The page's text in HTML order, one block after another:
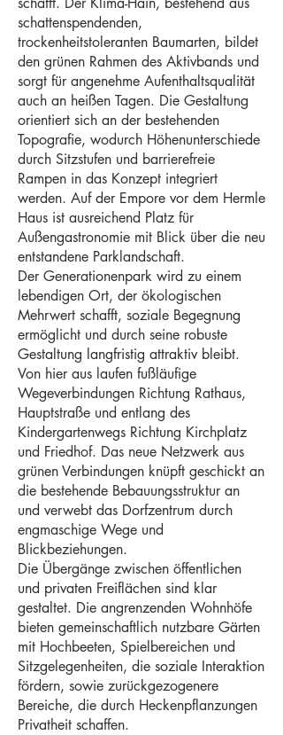
schattenspendenden,
trockenheitstoleranten Baumarten, bildet
den grünen Rahmen des Aktivbands und
sorgt für angenehme Aufenthaltsqualität
auch an heißen Tagen. Die Gestaltung
orientiert sich an der bestehenden
Topografie, wodurch Höhenunterschiede
durch Sitzstufen und barrierefreie
Rampen in das Konzept integriert
werden. Auf der Empore vor dem Hermle
Haus ist ausreichend Platz für
Außengastronomie mit Blick über die neu
entstandene Parklandschaft.
Der Generationenpark wird zu einem
lebendigen Ort, der ökologischen
Mehrwert schafft, soziale Begegnung
ermöglicht und durch seine robuste
Gestaltung langfristig attraktiv bleibt.
Von hier aus laufen fußläufige
Wegeverbindungen Richtung Rathaus,
Hauptstraße und entlang des
Kindergartenwegs Richtung Kirchplatz
und Friedhof. Das neue Netzwerk aus
grünen Verbindungen knüpft geschickt an
die bestehende Bebauungsstruktur an
und verwebt das Dorfzentrum durch
engmaschige Wege und
Blickbeziehungen.
Die Übergänge zwischen öffentlichen
und privaten Freiflächen sind klar
gestaltet. Die angrenzenden Wohnhöfe
bieten gemeinschaftlich nutzbare Gärten
mit Hochbeeten, Spielbereichen und
Sitzgelegenheiten, die soziale Interaktion
fördern, sowie zurückgezogenere
Bereiche, die durch Heckenpflanzungen
Privatheit schaffen.